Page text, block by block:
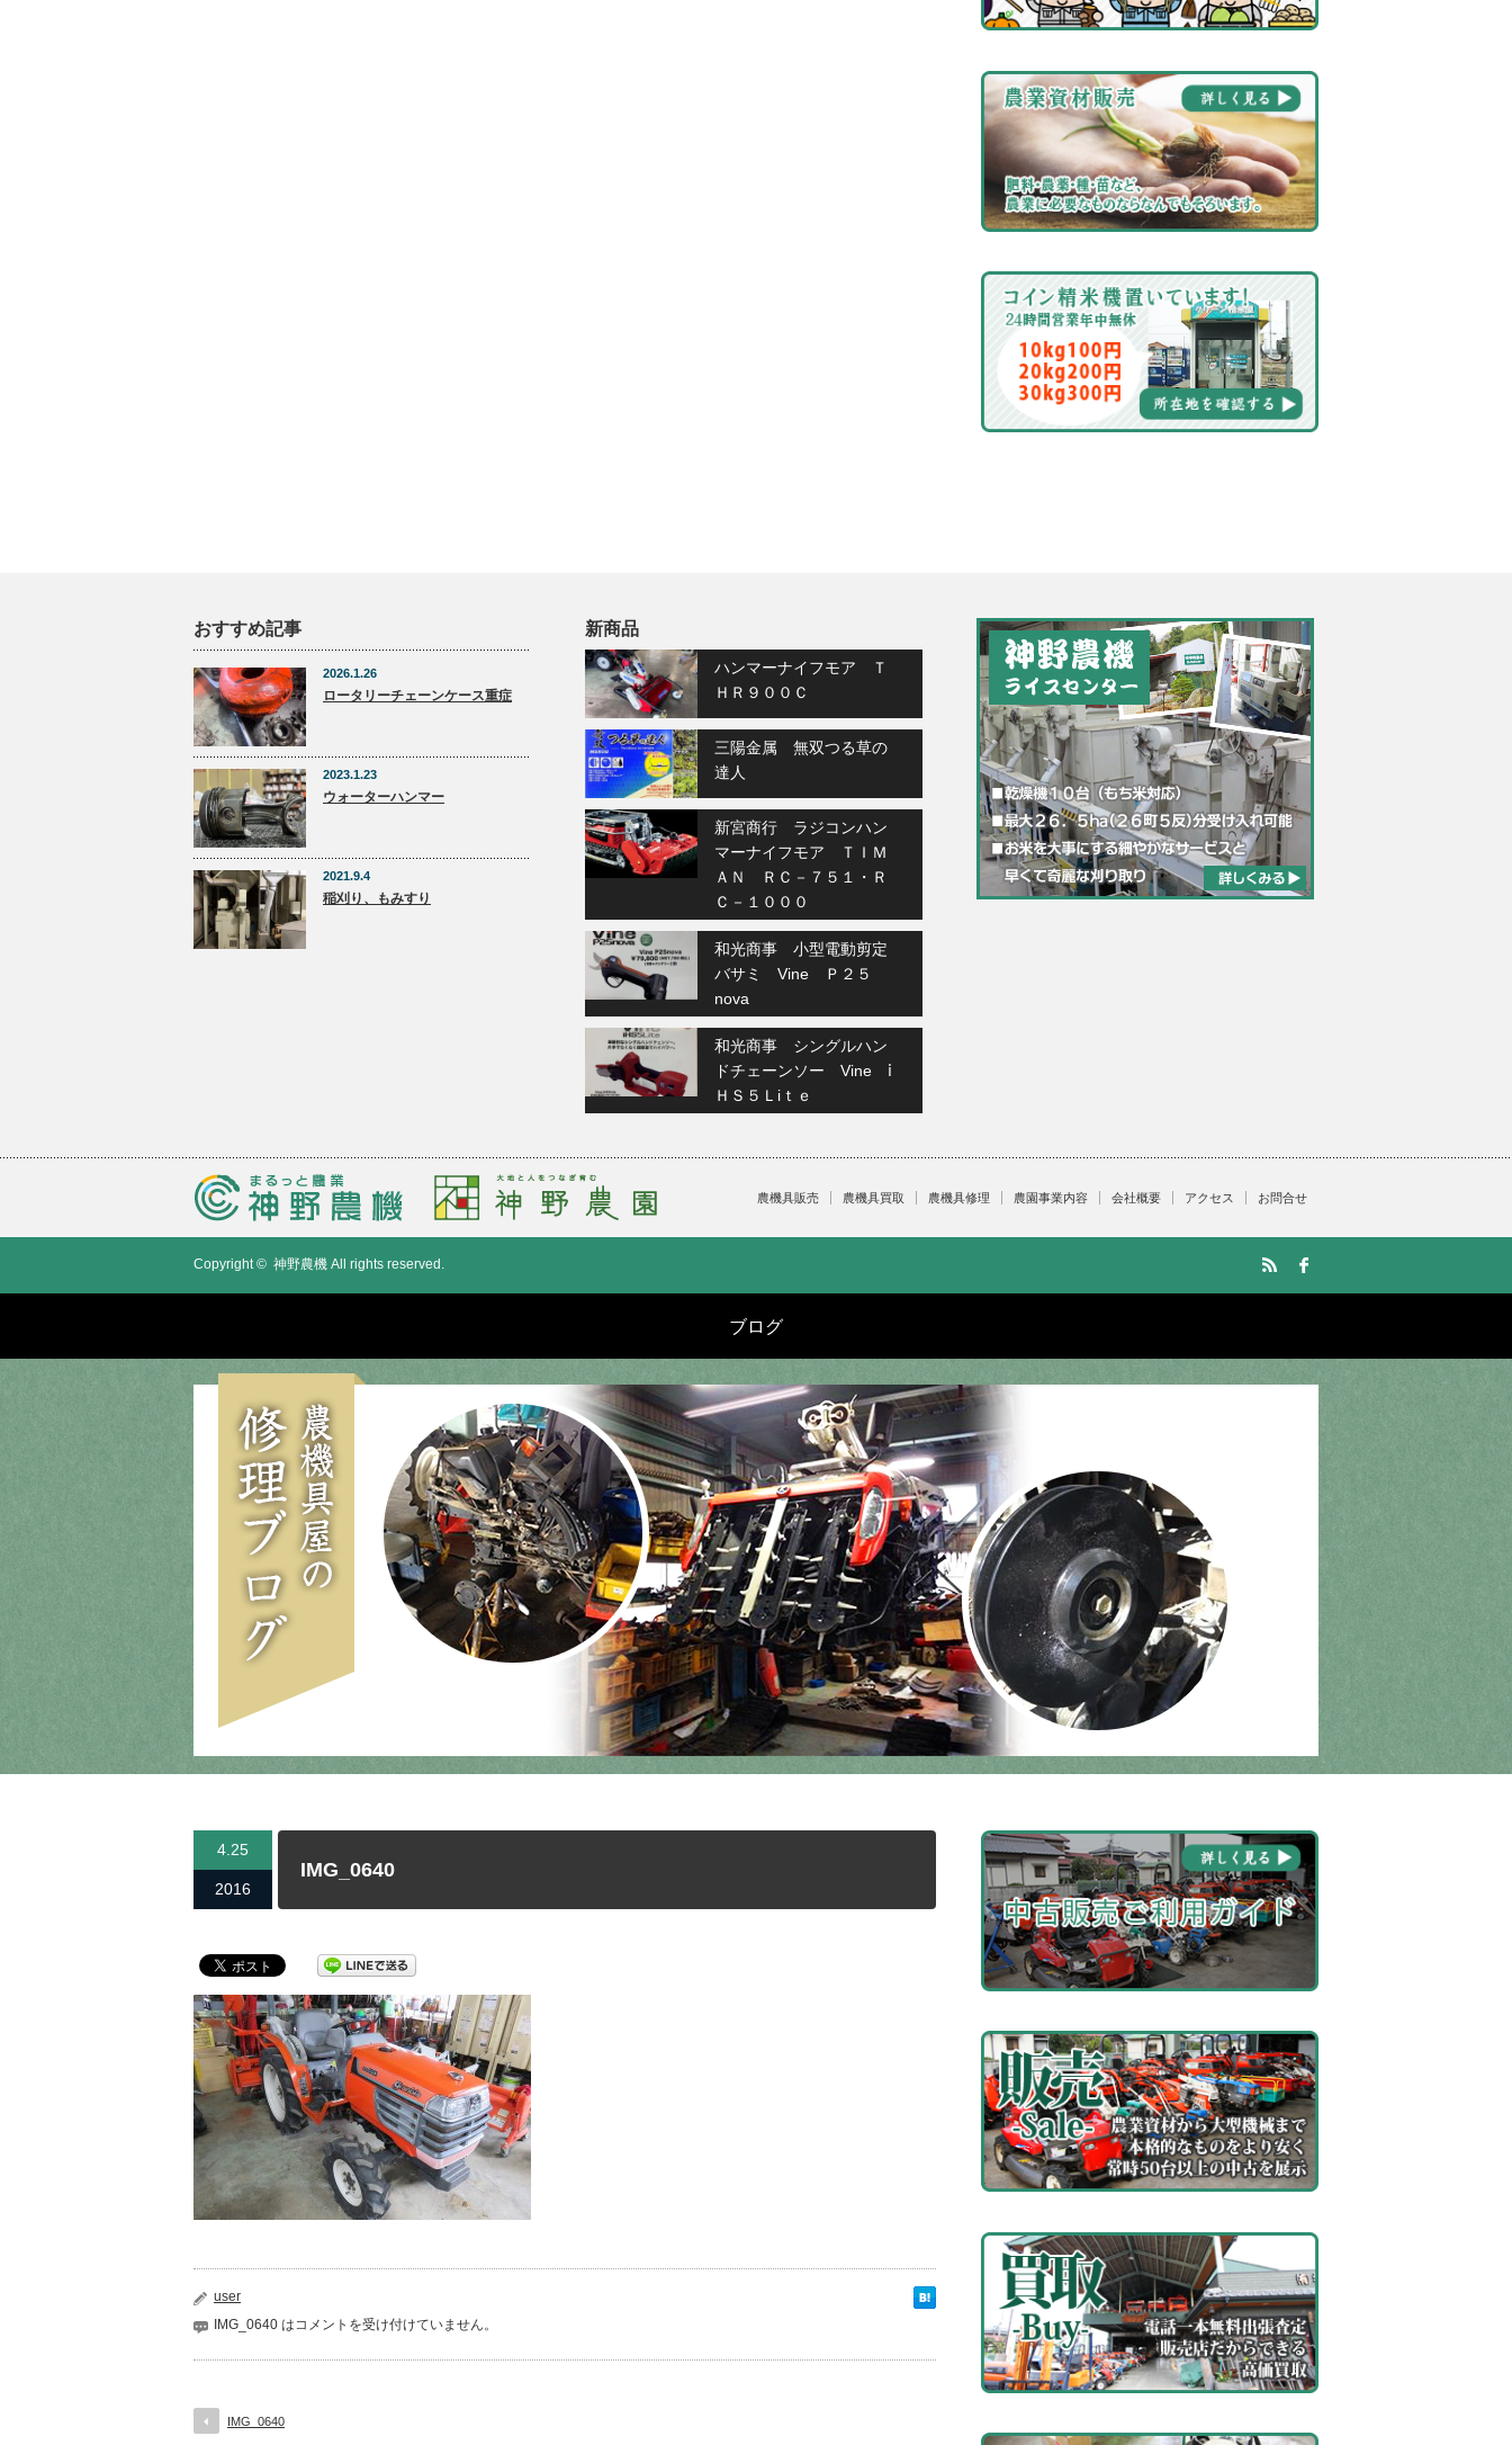
おすすめ記事
2026.1.26
ロータリーチェーンケース重症
2023.1.23
ウォーターハンマー
2021.9.4
稲刈り、もみすり
新商品
ハンマーナイフモア Ｔ
ＨＲ９００Ｃ
三陽金属 無双つる草の
達人
新宮商行 ラジコンハン
マーナイフモア ＴＩＭ
ＡＮ ＲＣ－７５１・Ｒ
Ｃ－１０００
和光商事 小型電動剪定
バサミ Vine Ｐ２５
nova
和光商事 シングルハン
ドチェーンソー Vine ⅰ
ＨＳ５Ｌiｔｅ
農機具販売 農機具買取 農機具修理 農園事業内容 会社概要 アクセス お問合せ
RSS
Copyright © 神野農機 All rights reserved.
ブログ
4.25
2016
IMG_0640
user
IMG_0640 はコメントを受け付けていません。
IMG_0640